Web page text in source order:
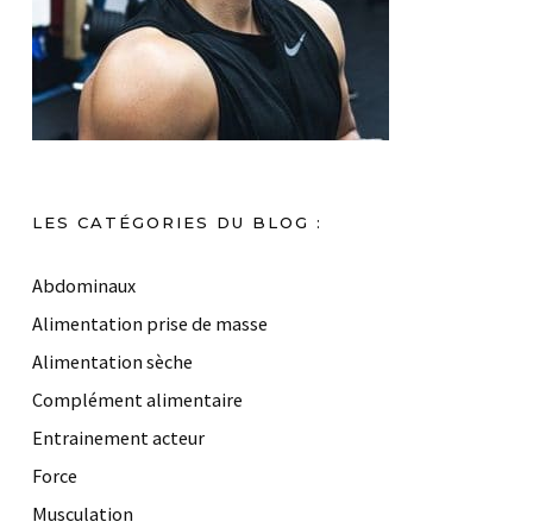
LES CATÉGORIES DU BLOG :
Abdominaux
Alimentation prise de masse
Alimentation sèche
Complément alimentaire
Entrainement acteur
Force
Musculation